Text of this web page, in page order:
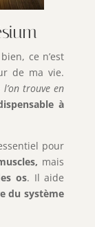
ce n’est
de ma vie.
l’on trouve en
à
pour
mais
os. Il aide
du système